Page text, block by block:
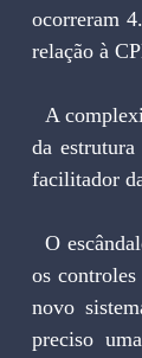
ocorreram
relação à
da
facilitador
  O escândalo do Carf choca a todos. É preciso punir, mas isso não basta. De pouco valerá aumentar
os
novo
preciso